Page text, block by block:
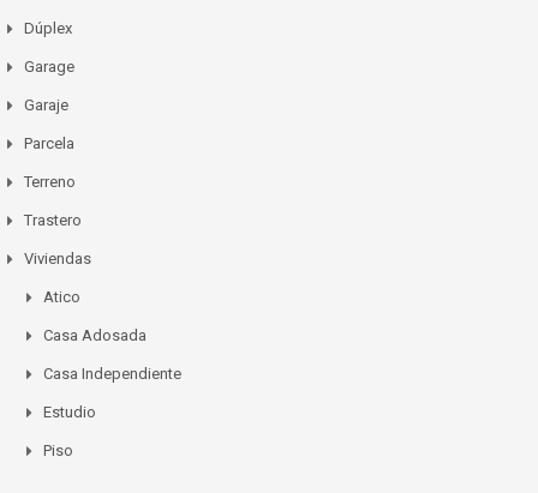
Dúplex
Garage
Garaje
Parcela
Terreno
Trastero
Viviendas
Atico
Casa Adosada
Casa Independiente
Estudio
Piso